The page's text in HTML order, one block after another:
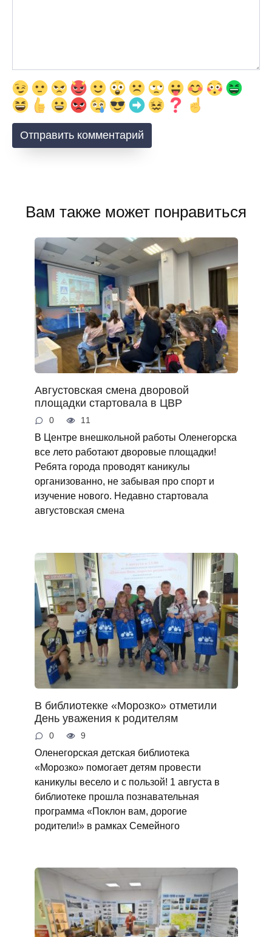
Вам также может понравиться
Августовская смена дворовой
площадки стартовала в ЦВР
0 11
В Центре внешкольной работы Оленегорска
все лето работают дворовые площадки!
Ребята города проводят каникулы
организованно, не забывая про спорт и
изучение нового. Недавно стартовала
августовская смена
В библиотекке «Морозко» отметили
День уважения к родителям
0 9
Оленегорская детская библиотека
«Морозко» помогает детям провести
каникулы весело и с пользой! 1 августа в
библиотеке прошла познавательная
программа «Поклон вам, дорогие
родители!» в рамках Семейного